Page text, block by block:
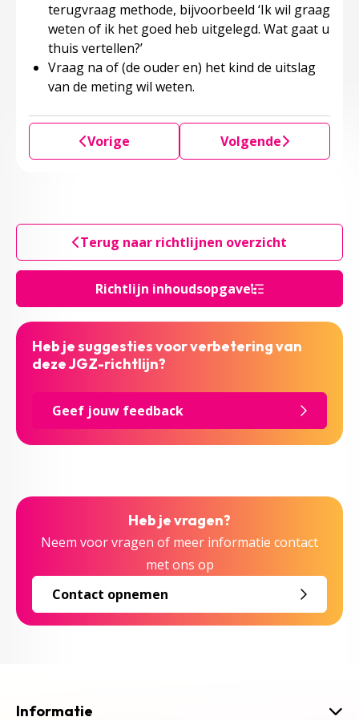
Richtlijn inhoudsopgave
terugvraag methode, bijvoorbeeld ‘Ik wil graag
weten of ik het goed heb uitgelegd. Wat gaat u
thuis vertellen?’
Vraag na of (de ouder en) het kind de uitslag
van de meting wil weten.
Vorige Volgende
Terug naar richtlijnen overzicht
Heb je suggesties voor verbetering van
deze JGZ-richtlijn?
Geef jouw feedback
Heb je vragen?
Neem voor vragen of meer informatie contact
met ons op
Contact opnemen
Informatie